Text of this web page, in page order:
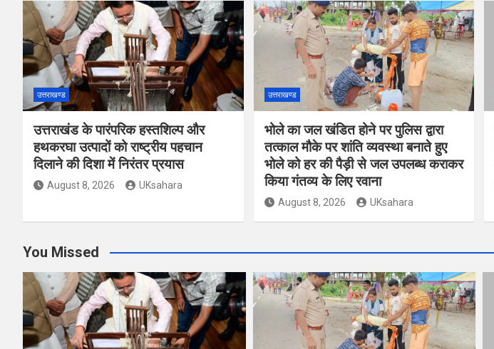
उत्तराखण्ड
उत्तराखंड के पारंपरिक हस्तशिल्प और
हथकरघा उत्पादों को राष्ट्रीय पहचान
दिलाने की दिशा में निरंतर प्रयास
August 8, 2026 UKsahara
उत्तराखण्ड
भोले का जल खंडित होने पर पुलिस द्वारा
तत्काल मौके पर शांति व्यवस्था बनाते हुए
भोले को हर की पैड़ी से जल उपलब्ध कराकर
किया गंतव्य के लिए रवाना
August 8, 2026 UKsahara
You Missed